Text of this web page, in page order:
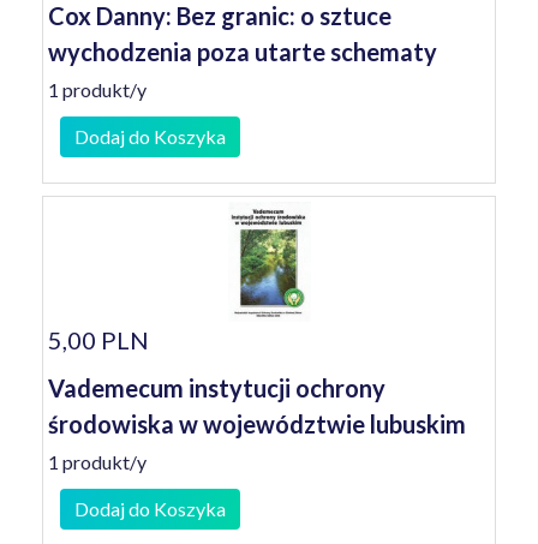
Cox Danny: Bez granic: o sztuce
wychodzenia poza utarte schematy
1 produkt/y
Dodaj do Koszyka
5,00 PLN
Vademecum instytucji ochrony
środowiska w województwie lubuskim
1 produkt/y
Dodaj do Koszyka